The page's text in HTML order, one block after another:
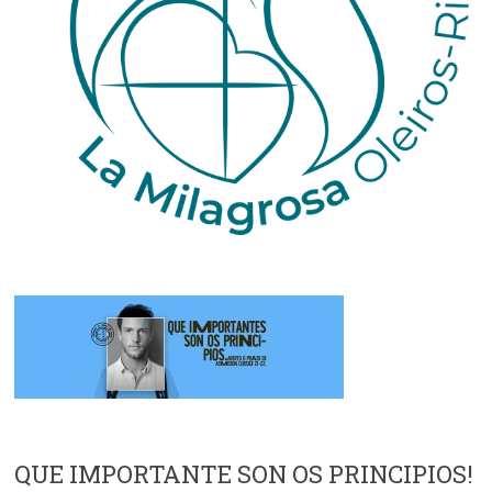
QUE IMPORTANTE SON OS PRINCIPIOS!